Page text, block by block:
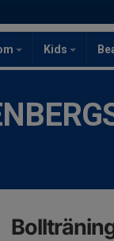
Kids